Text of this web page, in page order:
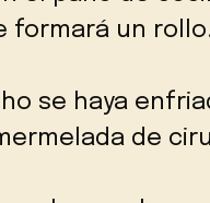
formará un
se haya
de